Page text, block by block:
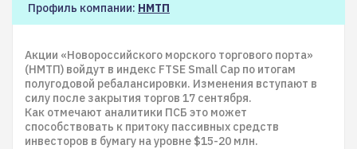
Профиль компании: НМТП
Акции «Новороссийского морского торгового порта»
(НМТП) войдут в индекс FTSE Small Cap по итогам
полугодовой ребалансировки. Изменения вступают в
силу после закрытия торгов 17 сентября.
Как отмечают аналитики ПСБ это может
способствовать к притоку пассивных средств
инвесторов в бумагу на уровне $15-20 млн.